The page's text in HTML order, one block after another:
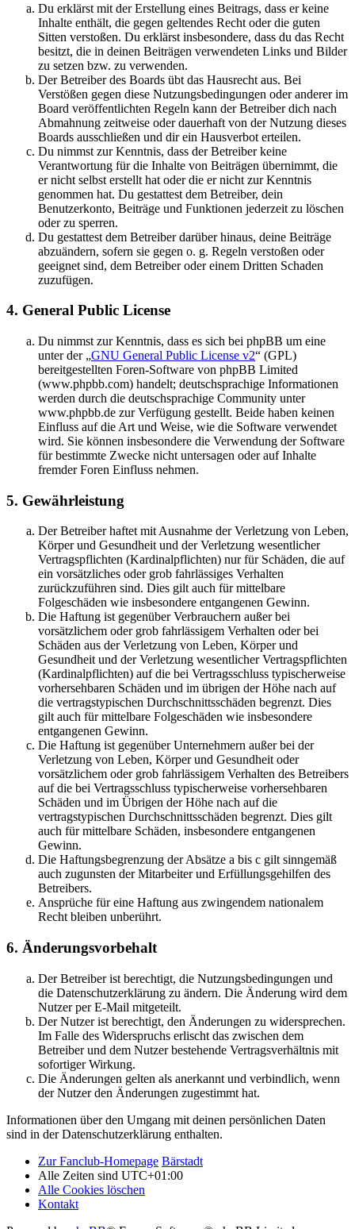
Du erklärst mit der Erstellung eines Beitrags, dass er keine
Inhalte enthält, die gegen geltendes Recht oder die guten
Sitten verstoßen. Du erklärst insbesondere, dass du das Recht
besitzt, die in deinen Beiträgen verwendeten Links und Bilder
zu setzen bzw. zu verwenden.
Der Betreiber des Boards übt das Hausrecht aus. Bei
Verstößen gegen diese Nutzungsbedingungen oder anderer im
Board veröffentlichten Regeln kann der Betreiber dich nach
Abmahnung zeitweise oder dauerhaft von der Nutzung dieses
Boards ausschließen und dir ein Hausverbot erteilen.
Du nimmst zur Kenntnis, dass der Betreiber keine
Verantwortung für die Inhalte von Beiträgen übernimmt, die
er nicht selbst erstellt hat oder die er nicht zur Kenntnis
genommen hat. Du gestattest dem Betreiber, dein
Benutzerkonto, Beiträge und Funktionen jederzeit zu löschen
oder zu sperren.
Du gestattest dem Betreiber darüber hinaus, deine Beiträge
abzuändern, sofern sie gegen o. g. Regeln verstoßen oder
geeignet sind, dem Betreiber oder einem Dritten Schaden
zuzufügen.
4. General Public License
Du nimmst zur Kenntnis, dass es sich bei phpBB um eine
unter der „GNU General Public License v2“ (GPL)
bereitgestellten Foren-Software von phpBB Limited
(www.phpbb.com) handelt; deutschsprachige Informationen
werden durch die deutschsprachige Community unter
www.phpbb.de zur Verfügung gestellt. Beide haben keinen
Einfluss auf die Art und Weise, wie die Software verwendet
wird. Sie können insbesondere die Verwendung der Software
für bestimmte Zwecke nicht untersagen oder auf Inhalte
fremder Foren Einfluss nehmen.
5. Gewährleistung
Der Betreiber haftet mit Ausnahme der Verletzung von Leben,
Körper und Gesundheit und der Verletzung wesentlicher
Vertragspflichten (Kardinalpflichten) nur für Schäden, die auf
ein vorsätzliches oder grob fahrlässiges Verhalten
zurückzuführen sind. Dies gilt auch für mittelbare
Folgeschäden wie insbesondere entgangenen Gewinn.
Die Haftung ist gegenüber Verbrauchern außer bei
vorsätzlichem oder grob fahrlässigem Verhalten oder bei
Schäden aus der Verletzung von Leben, Körper und
Gesundheit und der Verletzung wesentlicher Vertragspflichten
(Kardinalpflichten) auf die bei Vertragsschluss typischerweise
vorhersehbaren Schäden und im übrigen der Höhe nach auf
die vertragstypischen Durchschnittsschäden begrenzt. Dies
gilt auch für mittelbare Folgeschäden wie insbesondere
entgangenen Gewinn.
Die Haftung ist gegenüber Unternehmern außer bei der
Verletzung von Leben, Körper und Gesundheit oder
vorsätzlichem oder grob fahrlässigem Verhalten des Betreibers
auf die bei Vertragsschluss typischerweise vorhersehbaren
Schäden und im Übrigen der Höhe nach auf die
vertragstypischen Durchschnittsschäden begrenzt. Dies gilt
auch für mittelbare Schäden, insbesondere entgangenen
Gewinn.
Die Haftungsbegrenzung der Absätze a bis c gilt sinngemäß
auch zugunsten der Mitarbeiter und Erfüllungsgehilfen des
Betreibers.
Ansprüche für eine Haftung aus zwingendem nationalem
Recht bleiben unberührt.
6. Änderungsvorbehalt
Der Betreiber ist berechtigt, die Nutzungsbedingungen und
die Datenschutzerklärung zu ändern. Die Änderung wird dem
Nutzer per E-Mail mitgeteilt.
Der Nutzer ist berechtigt, den Änderungen zu widersprechen.
Im Falle des Widerspruchs erlischt das zwischen dem
Betreiber und dem Nutzer bestehende Vertragsverhältnis mit
sofortiger Wirkung.
Die Änderungen gelten als anerkannt und verbindlich, wenn
der Nutzer den Änderungen zugestimmt hat.
Informationen über den Umgang mit deinen persönlichen Daten
sind in der Datenschutzerklärung enthalten.
Zur Fanclub-Homepage Bärstadt
Alle Zeiten sind UTC+01:00
Alle Cookies löschen
Kontakt